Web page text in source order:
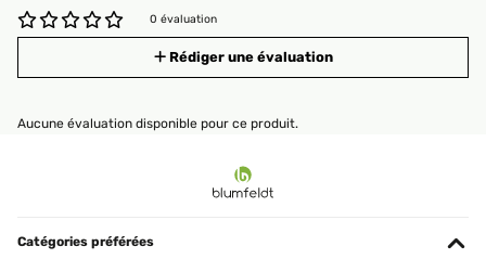
0 évaluation
Rédiger une évaluation
Aucune évaluation disponible pour ce produit.
Catégories préférées